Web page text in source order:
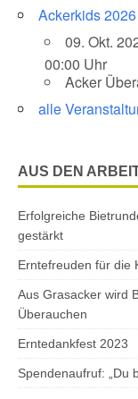
Ackerkids 2026
09. Okt.
00:00 Uhr
Acker
alle
AUS DEN
Erfolgreiche
gestärkt
Erntefreuden für die
Aus Grasacker wird
Überauchen
Erntedankfest 2023
Spendenaufruf: „Du